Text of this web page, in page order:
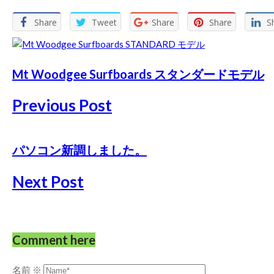
Share Tweet Share Share
Mt Woodgee Surfboards スタンダードモデル
Previous Post
パソコン新調しました。
Next Post
Comment here
名前 ※